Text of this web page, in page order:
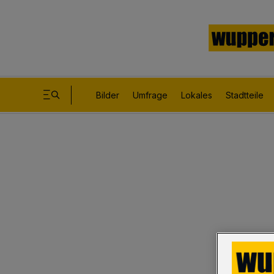
Bilder Umfrage Lokales Stadtteile